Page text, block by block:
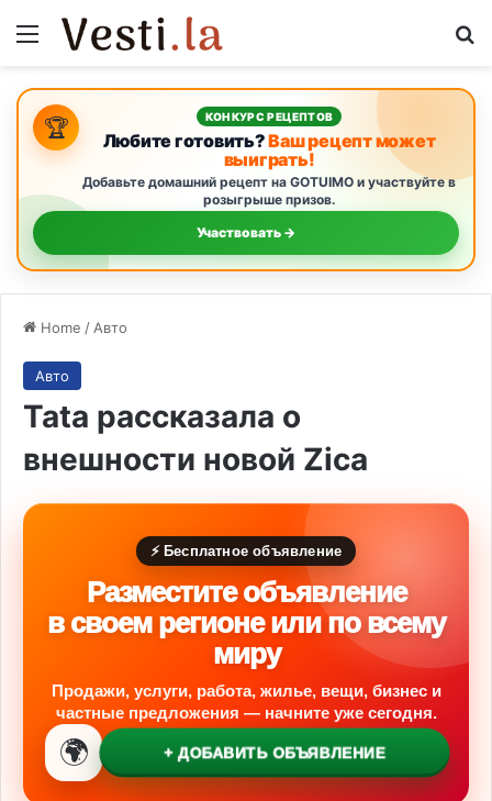
Menu
🏆 КОНКУРС РЕЦЕПТОВ
Любите готовить?Ваш рецепт может
выиграть!
Добавьте домашний рецепт на GOTUIMO и участвуйте в
розыгрыше призов.
Участвовать →
Home / Авто
Авто
Tata рассказала о
внешности новой Zica
⚡ Бесплатное объявление
Разместите объявление
в своем регионе или по всему
миру
Продажи, услуги, работа, жилье, вещи, бизнес и
частные предложения — начните уже сегодня.
🌍 + ДОБАВИТЬ ОБЪЯВЛЕНИЕ